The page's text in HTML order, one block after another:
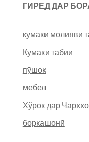
ГИРЕД ДАР
кӯмаки молиявӣ
Кӯмаки табиӣ
пӯшок
мебел
Хўрок дар
боркашонӣ